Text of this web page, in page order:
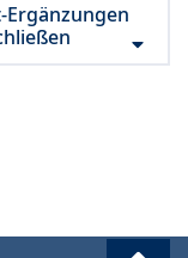
Ergänzungen